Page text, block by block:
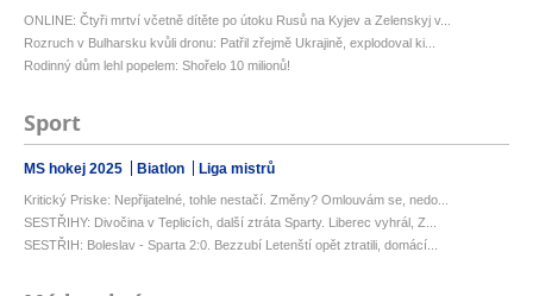
ONLINE: Čtyři mrtví včetně dítěte po útoku Rusů na Kyjev a Zelenskyj v...
Rozruch v Bulharsku kvůli dronu: Patřil zřejmě Ukrajině, explodoval ki...
Rodinný dům lehl popelem: Shořelo 10 milionů!
Sport
MS hokej 2025 Biatlon Liga mistrů
Kritický Priske: Nepřijatelné, tohle nestačí. Změny? Omlouvám se, nedo...
SESTŘIHY: Divočina v Teplicích, další ztráta Sparty. Liberec vyhrál, Z...
SESTŘIH: Boleslav - Sparta 2:0. Bezzubí Letenští opět ztratili, domácí...